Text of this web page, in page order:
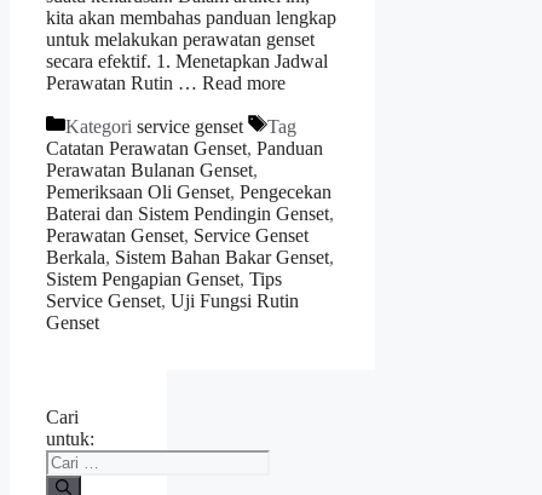
kita akan membahas panduan lengkap
untuk melakukan perawatan genset
secara efektif. 1. Menetapkan Jadwal
Perawatan Rutin … Read more
Kategori service genset
Tag
Catatan Perawatan Genset, Panduan
Perawatan Bulanan Genset,
Pemeriksaan Oli Genset, Pengecekan
Baterai dan Sistem Pendingin Genset,
Perawatan Genset, Service Genset
Berkala, Sistem Bahan Bakar Genset,
Sistem Pengapian Genset, Tips
Service Genset, Uji Fungsi Rutin
Genset
Cari
untuk: